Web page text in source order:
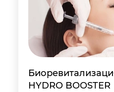
HYDRO BOOSTER